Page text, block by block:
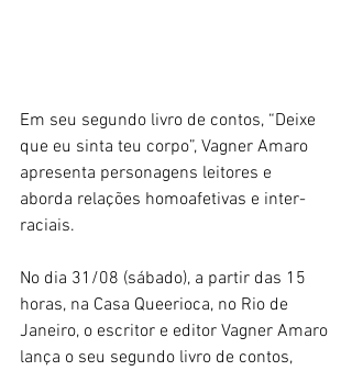
Em seu segundo livro de contos, “Deixe
que eu sinta teu corpo”, Vagner Amaro
apresenta personagens leitores e
aborda relações homoafetivas e inter-
raciais.
No dia 31/08 (sábado), a partir das 15
horas, na Casa Queerioca, no Rio de
Janeiro, o escritor e editor Vagner Amaro
lança o seu segundo livro de contos,